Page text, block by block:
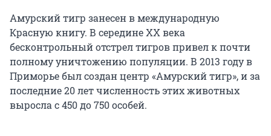
Амурский тигр занесен в международную
Красную книгу. В середине ХХ века
бесконтрольный отстрел тигров привел к почти
полному уничтожению популяции. В 2013 году в
Приморье был создан центр «Амурский тигр», и за
последние 20 лет численность этих животных
выросла с 450 до 750 особей.